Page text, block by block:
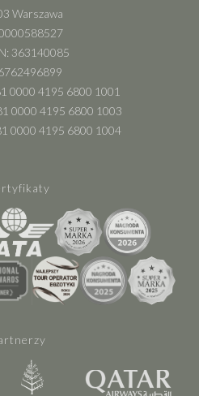
Warszawa
363140085
0000 4195 6800 1001
0000 4195 6800 1003
0000 4195 6800 1004